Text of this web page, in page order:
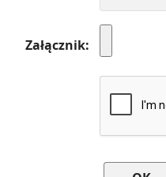
Załącznik